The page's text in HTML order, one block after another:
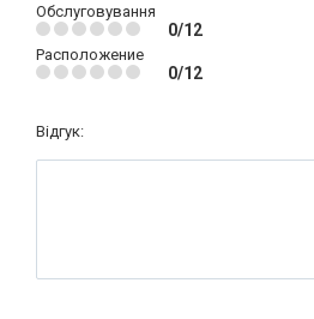
Обслуговування
0/12
Расположение
0/12
Відгук: